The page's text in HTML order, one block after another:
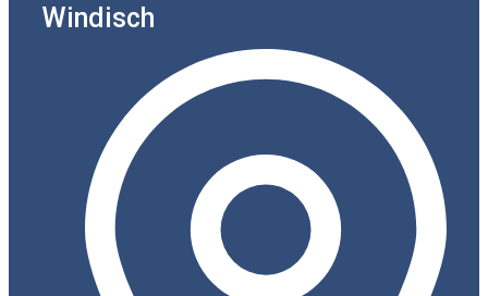
Windisch